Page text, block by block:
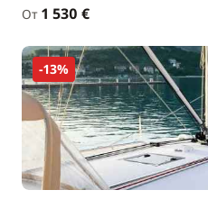
От 1 530 €
-13%